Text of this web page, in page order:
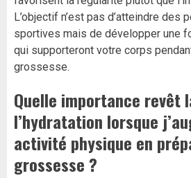
L’objectif n’est pas d’atteindre des
sportives mais de développer une
qui supporteront votre corps
grossesse.
Quelle importance
l’hydratation lorsque
activité physique en
grossesse ?